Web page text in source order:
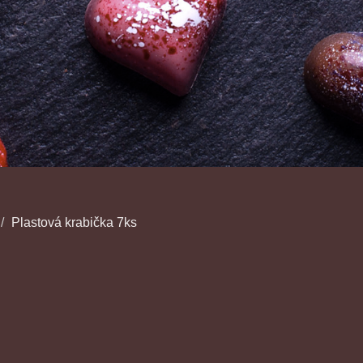
Plastová krabička 7ks